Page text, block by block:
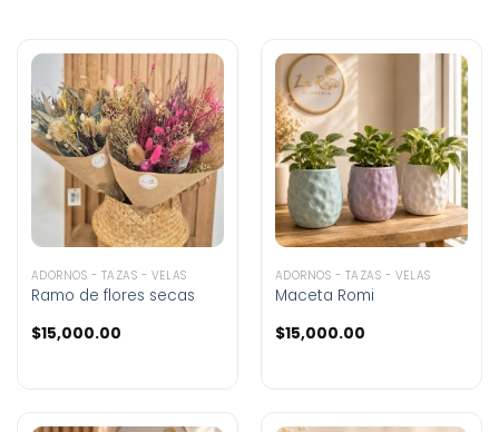
ADORNOS - TAZAS - VELAS
Ramo de flores secas
$15,000.00
ADORNOS - TAZAS - VELAS
Maceta Romi
$15,000.00